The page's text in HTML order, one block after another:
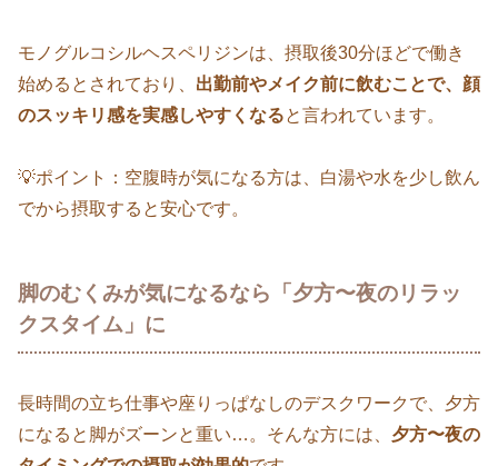
モノグルコシルヘスペリジンは、摂取後30分ほどで働き
始めるとされており、 出勤前やメイク前に飲むことで、顔
のスッキリ感を実感しやすくなると言われています。
💡ポイント：空腹時が気になる方は、白湯や水を少し飲ん
でから摂取すると安心です。
脚のむくみが気になるなら「夕方〜夜のリラッ
クスタイム」に
長時間の立ち仕事や座りっぱなしのデスクワークで、夕方
になると脚がズーンと重い…。そんな方には、 夕方〜夜の